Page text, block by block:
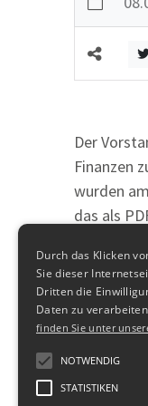
Der
Finanzen
wurden
das als
ALLE
Durch das Klicken
Sie dieser
Dritten die
Daten zu
finden Sie unter
NOTWENDIG
STATISTIKEN